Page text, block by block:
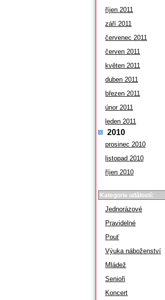
říjen 2011
září 2011
červenec 2011
červen 2011
květen 2011
duben 2011
březen 2011
únor 2011
leden 2011
2010
prosinec 2010
listopad 2010
říjen 2010
Kategorie událostí:
Jednorázové
Pravidelné
Pouť
Výuka náboženství
Mládež
Senioři
Koncert